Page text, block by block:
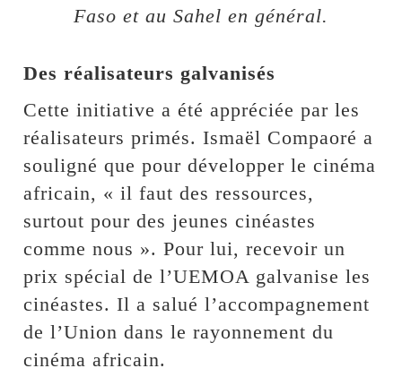
Faso et au Sahel en général.
Des réalisateurs galvanisés
Cette initiative a été appréciée par les
réalisateurs primés. Ismaël Compaoré a
souligné que pour développer le cinéma
africain, « il faut des ressources,
surtout pour des jeunes cinéastes
comme nous ». Pour lui, recevoir un
prix spécial de l’UEMOA galvanise les
cinéastes. Il a salué l’accompagnement
de l’Union dans le rayonnement du
cinéma africain.